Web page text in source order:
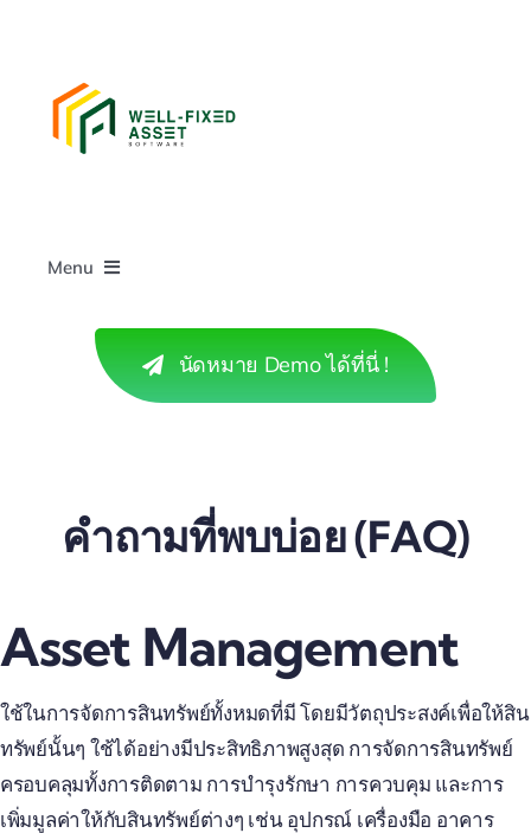
content
Menu
เกี่ยวกับเรา
ติดต่อเรา
คำถาม
นัดหมาย Demo ได้ที่นี่ !
คำถามที่พบบ่อย (FAQ)
Asset Management
ใช้ในการจัดการสินทรัพย์ทั้งหมดที่มี โดยมีวัตถุประสงค์เพื่อให้สิน
ทรัพย์นั้นๆ ใช้ได้อย่างมีประสิทธิภาพสูงสุด การจัดการสินทรัพย์
ครอบคลุมทั้งการติดตาม การบำรุงรักษา การควบคุม และการ
เพิ่มมูลค่าให้กับสินทรัพย์ต่างๆ เช่น อุปกรณ์ เครื่องมือ อาคาร